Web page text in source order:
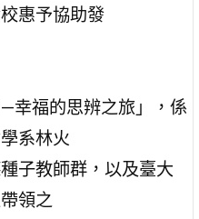
惠予協助發
幸福的思辨之旅」，係
系林火
子教師群，以及臺大
領之